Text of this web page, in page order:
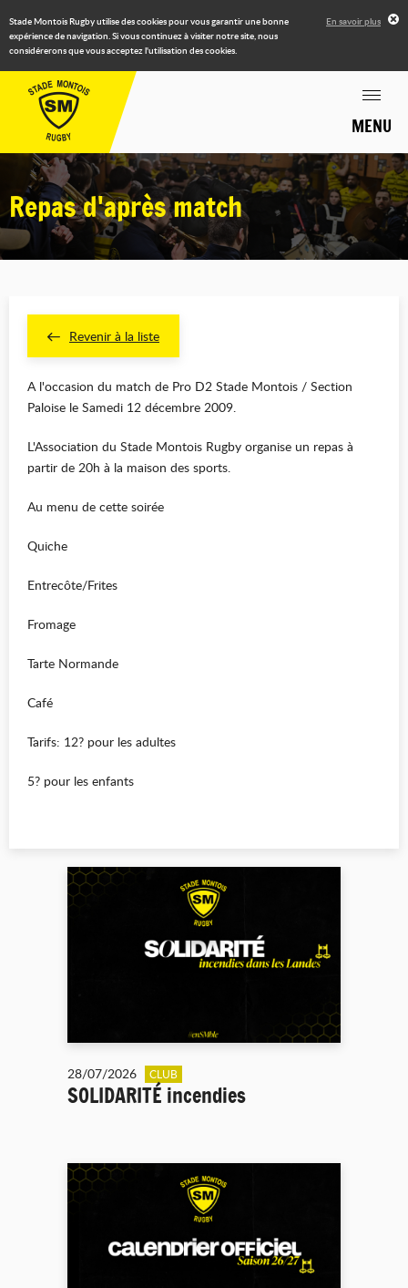
Stade Montois Rugby utilise des cookies pour vous garantir une bonne
expérience de navigation. Si vous continuez à visiter notre site, nous
considérerons que vous acceptez l'utilisation des cookies.
En savoir plus
MENU
Repas d'après match
Revenir à la liste
A l'occasion du match de Pro D2 Stade Montois / Section
Paloise le Samedi 12 décembre 2009.
L'Association du Stade Montois Rugby organise un repas à
partir de 20h à la maison des sports.
Au menu de cette soirée
Quiche
Entrecôte/Frites
Fromage
Tarte Normande
Café
Tarifs: 12? pour les adultes
5? pour les enfants
28/07/2026 CLUB
SOLIDARITÉ incendies